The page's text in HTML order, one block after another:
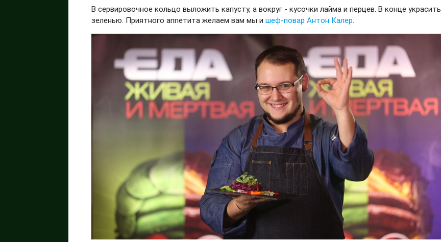
В сервировочное кольцо выложить капусту, а вокруг - кусочки лайма и перцев. В конце украсить
зеленью. Приятного аппетита желаем вам мы ишеф-повар Антон Калер.